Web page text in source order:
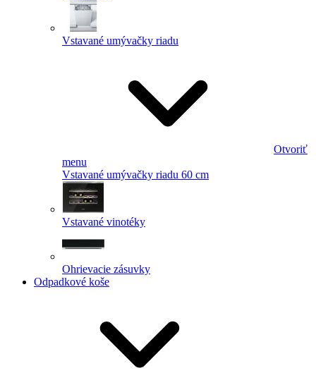
Vstavané umývačky riadu
Otvoriť
menu
Vstavané umývačky riadu 60 cm
Vstavané vinotéky
Ohrievacie zásuvky
Odpadkové koše